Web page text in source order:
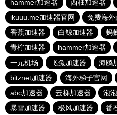
hammer加速器
西柚加速器
ikuuu.me加速器官网
免费海
香蕉加速器
白鲸加速器 蚂
青柠加速器
hammer加速器
一元机场
飞兔加速器 海鸥
bitznet加速器
海外梯子官网
abc加速器
云梯加速器 泡
暴雪加速器
极风加速器 番